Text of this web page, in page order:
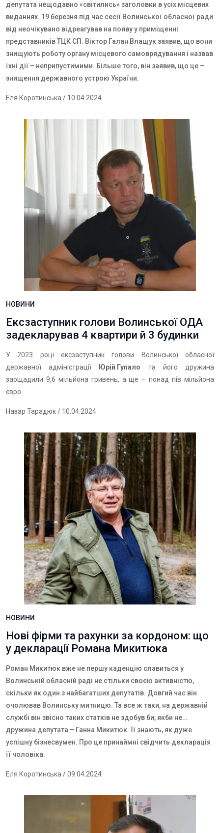
депутата нещодавно «світились» заголовки в усіх місцевих
виданнях. 19 березня під час сесії Волинської обласної ради
від неочікувано відреагував на появу у приміщенні
представників ТЦК СП. Віктор Галан Влащук заявив, що вони
знищують роботу органу місцевого самоврядування і назвав
їхні дії – неприпустимими. Більше того, він заявив, що це –
знищення державного устрою України.
Еля Коротинська / 10.04.2024
НОВИНИ
Ексзаступник голови Волинської ОДА
задекларував 4 квартири й 3 будинки
У 2023 році ексзаступник голови Волинської обласної
державної адміністрації
Юрій Гупало та його дружина
заощадили 9,6 мільйона гривень, а ще – понад пів мільйона
євро
Назар Тарадюк/ 10.04.2024
НОВИНИ
Нові фірми та рахунки за кордоном: що
у декларації Романа Микитюка
Роман Микитюк вже не першу каденцію славиться у
Волинській обласній раді не стільки своєю активністю,
скільки як один з найбагатших депутатів. Довгий час він
очолював Волинську митницю. Та все ж таки, на державній
службі він звісно таких статків не здобув би, якби не…
дружина депутата – Ганна Микитюк. Її знають, як дуже
успішну бізнесвумен. Про це принаймні свідчить декларація
її чоловіка.
Еля Коротинська / 09.04.2024